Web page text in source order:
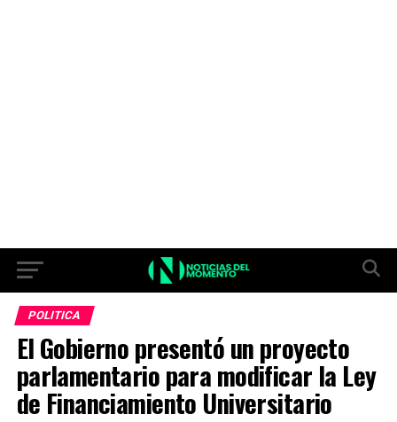
POLITICA
El Gobierno presentó un proyecto
parlamentario para modificar la Ley
de Financiamiento Universitario